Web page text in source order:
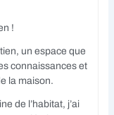
!
un espace que
connaissances et
la maison.
de l’habitat, j’ai